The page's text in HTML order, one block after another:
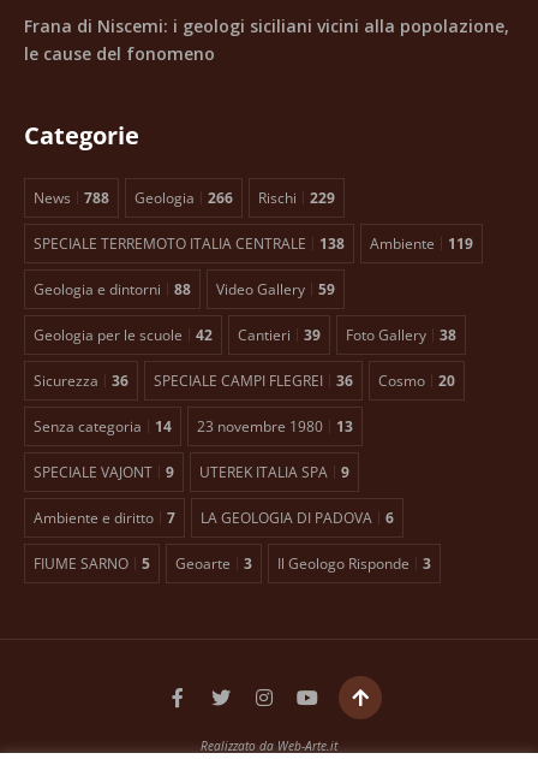
Frana di Niscemi: i geologi siciliani vicini alla popolazione,
le cause del fonomeno
Categorie
News 788 Geologia 266 Rischi 229
SPECIALE TERREMOTO ITALIA CENTRALE 138 Ambiente 119
Geologia e dintorni 88 Video Gallery 59
Geologia per le scuole 42 Cantieri 39 Foto Gallery 38
Sicurezza 36 SPECIALE CAMPI FLEGREI 36 Cosmo 20
Senza categoria 14 23 novembre 1980 13
SPECIALE VAJONT 9 UTEREK ITALIA SPA 9
Ambiente e diritto 7 LA GEOLOGIA DI PADOVA 6
FIUME SARNO 5 Geoarte 3 Il Geologo Risponde 3
Realizzato da Web-Arte.it